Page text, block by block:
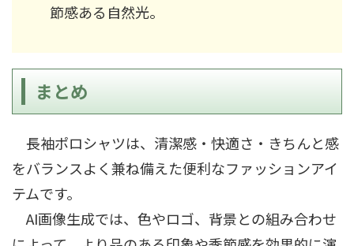
節感ある自然光。
まとめ
長袖ポロシャツは、清潔感・快適さ・きちんと感
をバランスよく兼ね備えた便利なファッションアイ
テムです。
AI画像生成では、色やロゴ、背景との組み合わせ